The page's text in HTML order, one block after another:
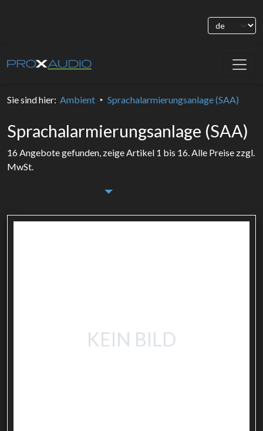
Sie sind hier: Ambient Sprachalarmierungsanlage (SAA)
Sprachalarmierungsanlage (SAA)
16 Angebote gefunden, zeige Artikel 1 bis 16.Alle Preise zzgl.
MwSt.
KEIN BILD